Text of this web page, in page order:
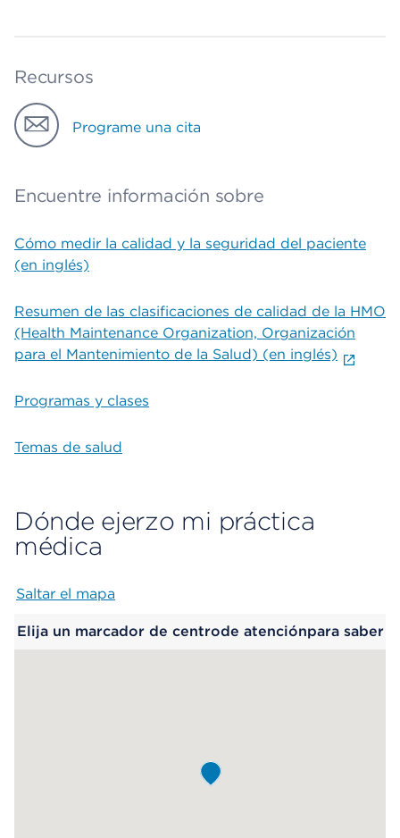
Recursos
Programe una cita
Encuentre información sobre
Cómo medir la calidad y la seguridad del paciente
(en inglés)
Resumen de las clasificaciones de calidad de la HMO
(Health Maintenance Organization, Organización
para el Mantenimiento de la Salud) (en inglés)
Programas y clases
Temas de salud
Dónde ejerzo mi práctica
médica
Saltar el mapa
Elija un marcador de centrode atenciónpara saber